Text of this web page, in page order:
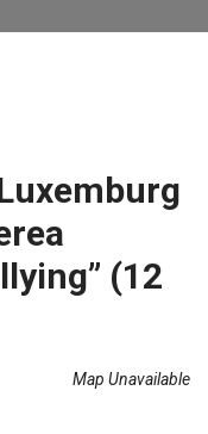
(12
Map Unavailable